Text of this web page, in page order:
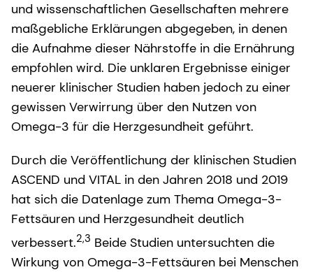
und wissenschaftlichen Gesellschaften mehrere
maßgebliche Erklärungen abgegeben, in denen
die Aufnahme dieser Nährstoffe in die Ernährung
empfohlen wird. Die unklaren Ergebnisse einiger
neuerer klinischer Studien haben jedoch zu einer
gewissen Verwirrung über den Nutzen von
Omega-3 für die Herzgesundheit geführt.
Durch die Veröffentlichung der klinischen Studien
ASCEND und VITAL in den Jahren 2018 und 2019
hat sich die Datenlage zum Thema Omega-3-
Fettsäuren und Herzgesundheit deutlich
verbessert.2,3 Beide Studien untersuchten die
Wirkung von Omega-3-Fettsäuren bei Menschen